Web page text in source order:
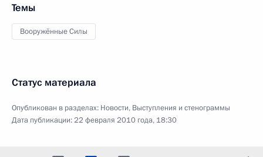
Темы
Вооружённые Силы
Статус материала
Опубликован в разделах: Новости, Выступления и стенограммы
Дата публикации:22 февраля 2010 года, 18:30